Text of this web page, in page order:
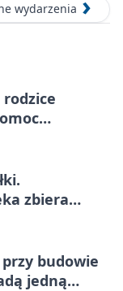
wydarzenia
zbiera
przy budowie
jedną